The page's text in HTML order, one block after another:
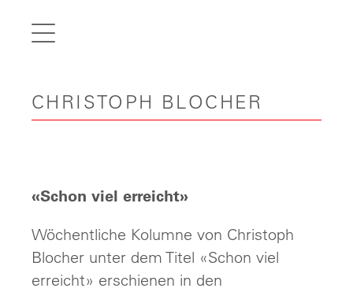
CHRISTOPH BLOCHER
en
Home
Carreer
Contact
«Schon viel erreicht»
Wöchentliche Kolumne von Christoph
Blocher unter dem Titel «Schon viel
erreicht» erschienen in den